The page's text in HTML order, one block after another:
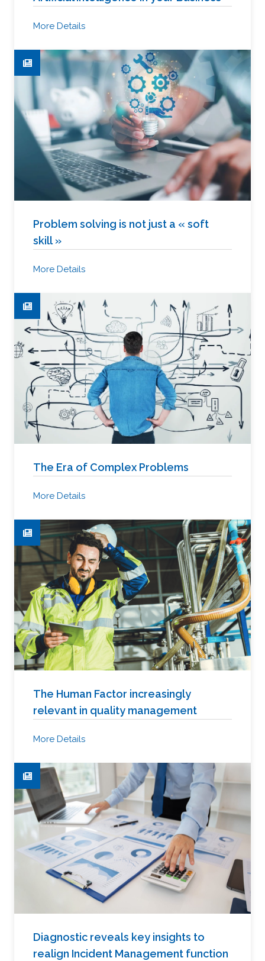
More Details
Problem solving is not just a « soft
skill »
More Details
The Era of Complex Problems
More Details
The Human Factor increasingly
relevant in quality management
More Details
Diagnostic reveals key insights to
realign Incident Management function